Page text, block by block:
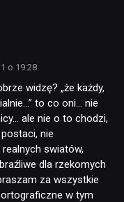
o 19:28
widzę? „że każdy,
to co oni… nie
ale nie o to chodzi,
nie
swiatów,
dla rzekomych
za wszystkie
ortograficzne w tym